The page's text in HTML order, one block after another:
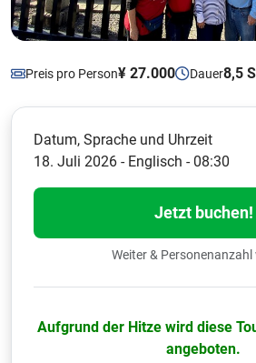
Preis pro Person¥ 27.000 Dauer8,5
Datum, Sprache und Uhrzeit
18. Juli 2026 - Englisch - 08:30
Jetzt buchen!
Weiter & Personenanzahl
Aufgrund der Hitze wird diese
angeboten.